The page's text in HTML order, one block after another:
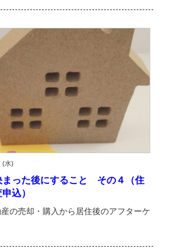
(水)
まった後にすること その４（住
込）
の売却・購入から居住後のアフターケ